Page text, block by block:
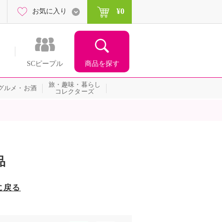
SCピープル 商品を探す
お気に入り ¥0
ルメ・お酒
旅・趣味・暮らし
コレクターズ
戻る